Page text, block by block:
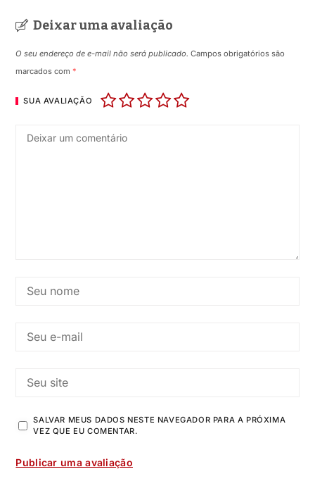
Deixar uma avaliação
O seu endereço de e-mail não será publicado. Campos obrigatórios são
marcados com*
SUA AVALIAÇÃO
SALVAR MEUS DADOS NESTE NAVEGADOR PARA A PRÓXIMA
VEZ QUE EU COMENTAR.